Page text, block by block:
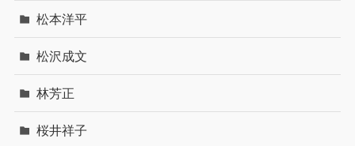
松本洋平
松沢成文
林芳正
桜井祥子